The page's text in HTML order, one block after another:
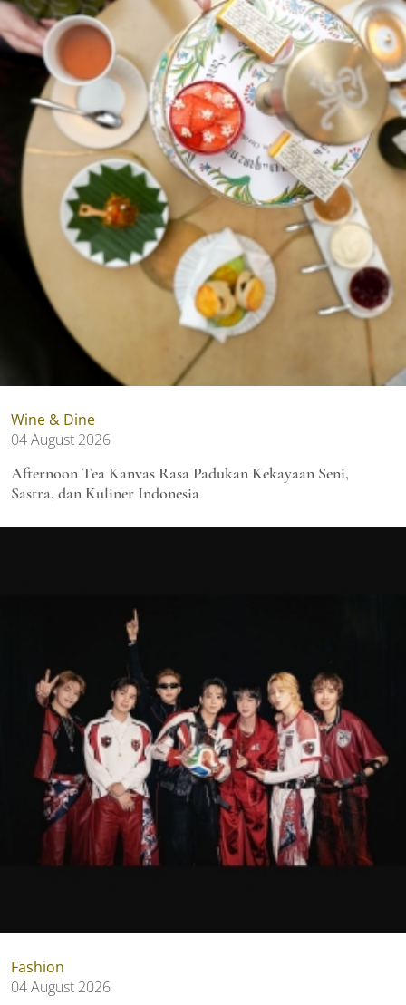
Wine & Dine
04 August 2026
Afternoon Tea Kanvas Rasa Padukan Kekayaan Seni,
Sastra, dan Kuliner Indonesia
Fashion
04 August 2026